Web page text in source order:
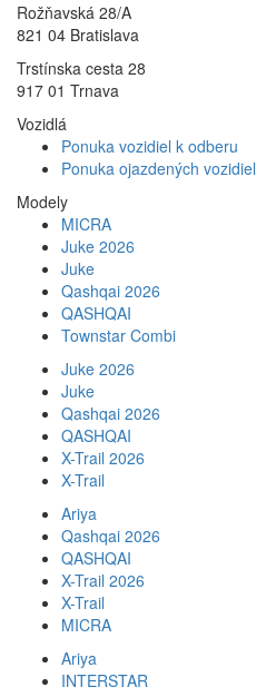
Rožňavská 28/A
821 04 Bratislava
Trstínska cesta 28
917 01 Trnava
Vozidlá
Ponuka vozidiel k odberu
Ponuka ojazdených vozidiel
Modely
MICRA
Juke 2026
Juke
Qashqai 2026
QASHQAI
Townstar Combi
Juke 2026
Juke
Qashqai 2026
QASHQAI
X-Trail 2026
X-Trail
Ariya
Qashqai 2026
QASHQAI
X-Trail 2026
X-Trail
MICRA
Ariya
INTERSTAR